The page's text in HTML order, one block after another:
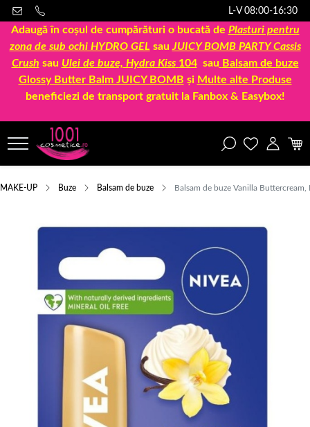
L-V 08:00-16:30
Adaugă în coșul de cumpărături o bucată de Plasturi pentru
zona de sub ochi HYDRO GEL sau JUICY BOMB PARTY Cassis
Crush sau Ulei de buze, Hydra Kiss 104sau Balsam de buze
Glossy Butter Balm JUICY BOMB și Multe alte Produse
beneficiezi de transport gratuit la Fanbox & Easybox!
MAKE-UP Buze Balsam de buze Balsam de buze Vanilla Buttercream,